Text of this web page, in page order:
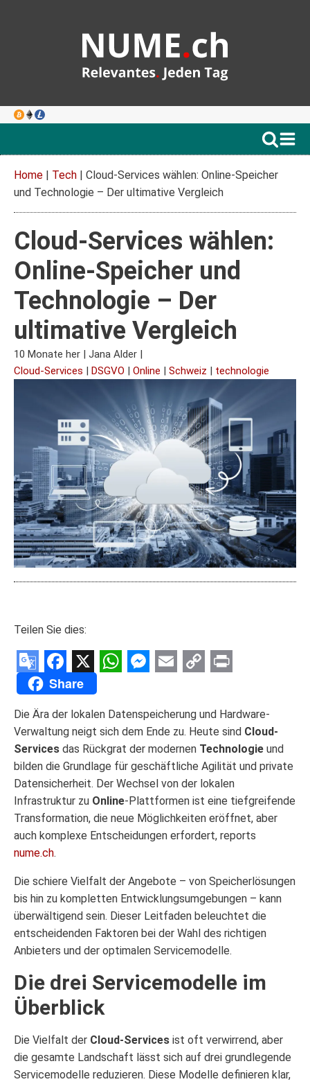
Home | Tech | Cloud-Services wählen: Online-Speicher
und Technologie – Der ultimative Vergleich
Cloud-Services wählen:
Online-Speicher und
Technologie – Der
ultimative Vergleich
10 Monate her | Jana Alder |
Cloud-Services | DSGVO | Online | Schweiz | technologie
Teilen Sie dies:
Google
Translate
Facebook
X
Link
Share
Die Ära der lokalen Datenspeicherung und Hardware-
Verwaltung neigt sich dem Ende zu. Heute sind Cloud-
Services das Rückgrat der modernen Technologie und
bilden die Grundlage für geschäftliche Agilität und private
Datensicherheit. Der Wechsel von der lokalen
Infrastruktur zu Online-Plattformen ist eine tiefgreifende
Transformation, die neue Möglichkeiten eröffnet, aber
auch komplexe Entscheidungen erfordert, reports
nume.ch.
Die schiere Vielfalt der Angebote – von Speicherlösungen
bis hin zu kompletten Entwicklungsumgebungen – kann
überwältigend sein. Dieser Leitfaden beleuchtet die
entscheidenden Faktoren bei der Wahl des richtigen
Anbieters und der optimalen Servicemodelle.
Die drei Servicemodelle im
Überblick
Die Vielfalt der Cloud-Services ist oft verwirrend, aber
die gesamte Landschaft lässt sich auf drei grundlegende
Servicemodelle reduzieren. Diese Modelle definieren klar,